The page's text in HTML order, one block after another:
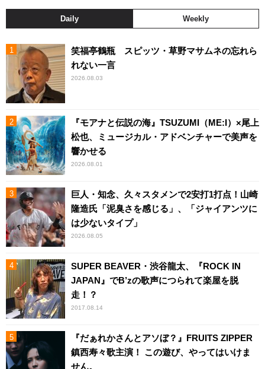
Daily Weekly
笑福亭鶴瓶 スピッツ・草野マサムネの忘れら
れない一言
2026.08.03
『モアナと伝説の海』TSUZUMI（ME:I）×尾上
松也、ミュージカル・アドベンチャーで美声を
響かせる
2026.08.01
巨人・知念、久々スタメンで2安打1打点！山崎
隆造氏「泥臭さを感じる」、「ジャイアンツに
は少ないタイプ」
2026.08.05
SUPER BEAVER・渋谷龍太、『ROCK IN
JAPAN』でB’zの歌声につられて楽屋を脱
走！？
2017.08.14
『だぁれかさんとアソぼ？』FRUITS ZIPPER
鎮西寿々歌主演！ この遊び、やってはいけま
せん。